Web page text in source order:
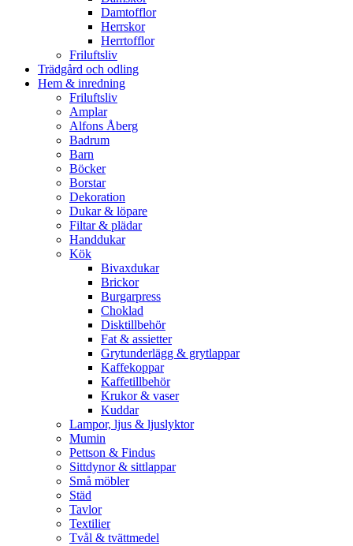
Damtofflor
Herrskor
Herrtofflor
Friluftsliv
Trädgård och odling
Hem & inredning
Friluftsliv
Amplar
Alfons Åberg
Badrum
Barn
Böcker
Borstar
Dekoration
Dukar & löpare
Filtar & plädar
Handdukar
Kök
Bivaxdukar
Brickor
Burgarpress
Choklad
Disktillbehör
Fat & assietter
Grytunderlägg & grytlappar
Kaffekoppar
Kaffetillbehör
Krukor & vaser
Kuddar
Lampor, ljus & ljuslyktor
Mumin
Pettson & Findus
Sittdynor & sittlappar
Små möbler
Städ
Tavlor
Textilier
Tvål & tvättmedel